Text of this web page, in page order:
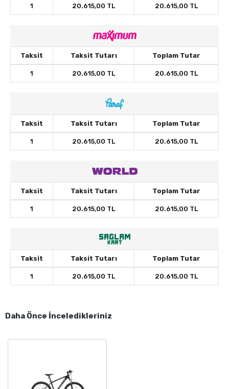
1 20.615,00 TL 20.615,00 TL
Taksit Taksit Tutarı Toplam Tutar
1 20.615,00 TL 20.615,00 TL
Taksit Taksit Tutarı Toplam Tutar
1 20.615,00 TL 20.615,00 TL
Taksit Taksit Tutarı Toplam Tutar
1 20.615,00 TL 20.615,00 TL
Taksit Taksit Tutarı Toplam Tutar
1 20.615,00 TL 20.615,00 TL
Daha Önce İnceledikleriniz